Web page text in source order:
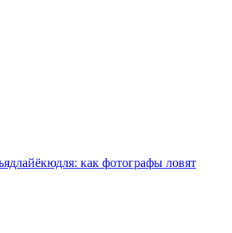
как фотографы ловят